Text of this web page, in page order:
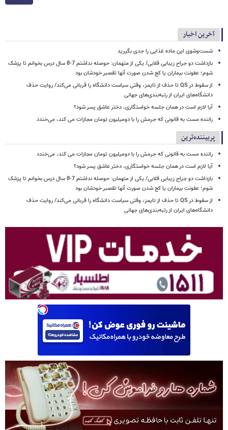
آخرین اخبار
شست‌وشوی این ماده غذایی را جدی بگیرید
بازداشت دو جراح زیبایی قلابی/ یکی از متهمان: حوصله نداشتم 7-8 سال درس بخوانم تا پزشک
شوم؛ عفونت بیماران یا کج شدن صورت آنها تقصبر خودشان بود
از سقوط در QS تا حذف از تایمز، وقتی سیاست دانشگاه را قربانی می‌کند/ روایت حذف
دانشگاه‌های ایران از رتبه‌بندی‌های جهانی
آیا لازم است در همان جلسه خواستگاری، دختر عاشق پسر شود؟
راننده مست به قانونی که جرمش را با دومیلیون تومان مجازات می کند، می‌خندد
پربیننده‌ترین
راننده مست به قانونی که جرمش را با دومیلیون تومان مجازات می کند، می‌خندد
آیا لازم است در همان جلسه خواستگاری، دختر عاشق پسر شود؟
بازداشت دو جراح زیبایی قلابی/ یکی از متهمان: حوصله نداشتم 7-8 سال درس بخوانم تا پزشک
شوم؛ عفونت بیماران یا کج شدن صورت آنها تقصبر خودشان بود
از سقوط در QS تا حذف از تایمز، وقتی سیاست دانشگاه را قربانی می‌کند/ روایت حذف
دانشگاه‌های ایران از رتبه‌بندی‌های جهانی